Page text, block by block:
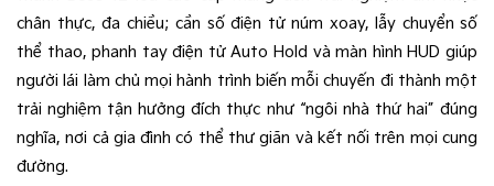
chân thực, đa chiều; cần số điện tử núm xoay, lẫy chuyển số
thể thao, phanh tay điện tử Auto Hold và màn hình HUD giúp
người lái làm chủ mọi hành trình biến mỗi chuyến đi thành một
trải nghiệm tận hưởng đích thực như “ngôi nhà thứ hai” đúng
nghĩa, nơi cả gia đình có thể thư giãn và kết nối trên mọi cung
đường.